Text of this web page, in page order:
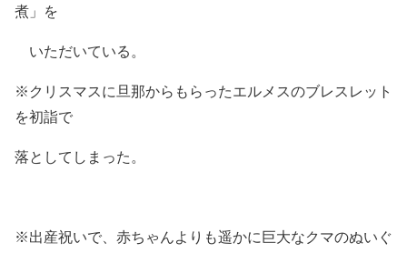
煮」を
いただいている。
※クリスマスに旦那からもらったエルメスのブレスレット
を初詣で
落としてしまった。
※出産祝いで、赤ちゃんよりも遥かに巨大なクマのぬいぐ